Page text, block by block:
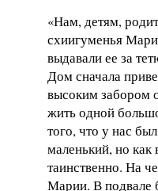
«Нам, детям,
схиигуменья
выдавали ее за
Дом сначала
высоким забором
жить одной
того, что у нас
маленький, но
таинственно. На
Марии. В подвале